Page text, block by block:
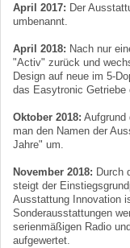
April 2017: Der
umbenannt.
April 2018: Nach nur
"Activ" zurück und
Design auf neue im 5-
das Easytronic Getriebe
Oktober 2018: Aufgrund
man den Namen der
Jahre" um.
November 2018: Durch
steigt der
Ausstattung Innovation
Sonderausstattungen
serienmäßigen Radio
aufgewertet.